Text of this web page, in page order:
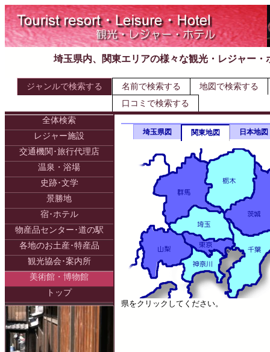
埼玉県内、関東エリアの様々な観光・レジャー
ジャンルで検索する 名前で検索する
地図で検索する
口コミで検索する
全体検索
レジャー施設
交通機関･旅行代理店
温泉・浴場
史跡･文学
景勝地
宿･ホテル
物産品センター･道の駅
各地のお土産･特産品
観光協会･案内所
美術館・博物館
トップ
埼玉県図 関東地図 日本地図
県をクリックしてください。